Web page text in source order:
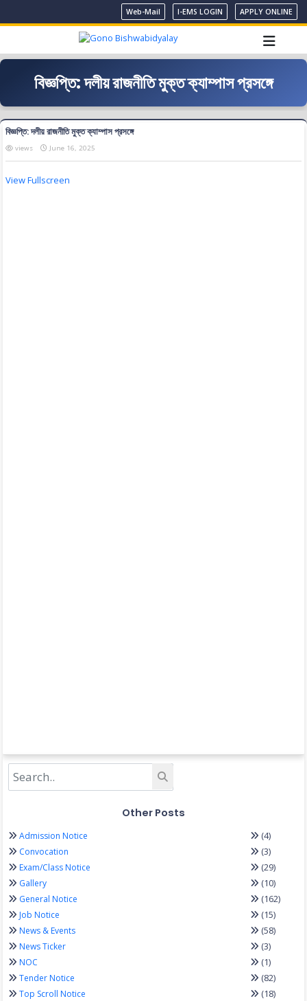
Web-Mail I-EMS LOGIN APPLY ONLINE
বিজ্ঞপ্তি: দলীয় রাজনীতি মুক্ত ক্যাম্পাস প্রসঙ্গে
বিজ্ঞপ্তি: দলীয় রাজনীতি মুক্ত ক্যাম্পাস প্রসঙ্গে
views June 16, 2025
View Fullscreen
Other Posts
Admission Notice (4)
Convocation (3)
Exam/Class Notice (29)
Gallery (10)
General Notice (162)
Job Notice (15)
News & Events (58)
News Ticker (3)
NOC (1)
Tender Notice (82)
Top Scroll Notice (18)